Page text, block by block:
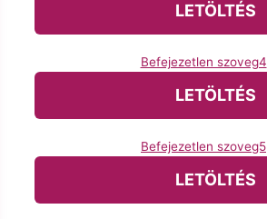
LETÖLTÉS
Befejezetlen szoveg4
LETÖLTÉS
Befejezetlen szoveg5
LETÖLTÉS